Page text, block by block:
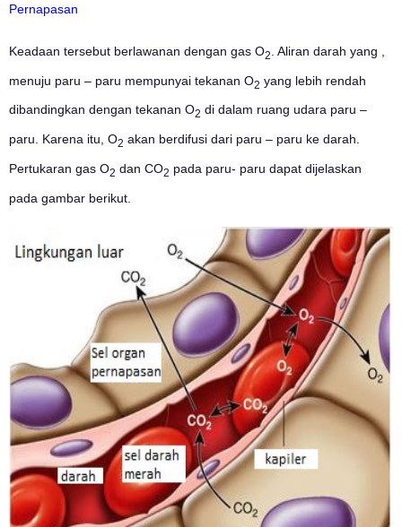
Pernapasan
Keadaan tersebut berlawanan dengan gas O2 . Aliran darah yang ,
menuju paru – paru mempunyai tekanan O2 yang lebih rendah
dibandingkan dengan tekanan O2 di dalam ruang udara paru –
paru. Karena itu, O2 akan berdifusi dari paru – paru ke darah.
Pertukaran gas O2 dan CO2 pada paru- paru dapat dijelaskan
pada gambar berikut.